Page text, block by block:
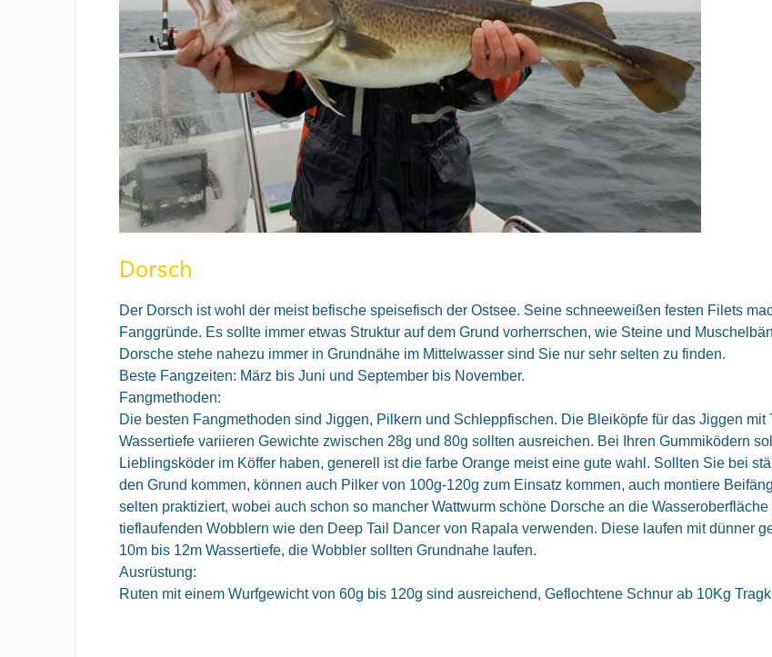
Dorsch
Der Dorsch ist wohl der meist befische speisefisch der Ostsee. Seine schneeweißen festen Filets
Fanggründe. Es sollte immer etwas Struktur auf dem Grund vorherrschen, wie Steine und
Dorsche stehe nahezu immer in Grundnähe im Mittelwasser sind Sie nur sehr selten zu finden.
Beste Fangzeiten: März bis Juni und September bis November.
Fangmethoden:
Die besten Fangmethoden sind Jiggen, Pilkern und Schleppfischen. Die Bleiköpfe für das Jiggen
Wassertiefe variieren Gewichte zwischen 28g und 80g sollten ausreichen. Bei Ihren Gummiködern
Lieblingsköder im Köffer haben, generell ist die farbe Orange meist eine gute wahl. Sollten Sie bei
den Grund kommen, können auch Pilker von 100g-120g zum Einsatz kommen, auch montiere
selten praktiziert, wobei auch schon so mancher Wattwurm schöne Dorsche an die
tieflaufenden Wobblern wie den Deep Tail Dancer von Rapala verwenden. Diese laufen mit dünner
10m bis 12m Wassertiefe, die Wobbler sollten Grundnahe laufen.
Ausrüstung:
Ruten mit einem Wurfgewicht von 60g bis 120g sind ausreichend, Geflochtene Schnur ab 10Kg